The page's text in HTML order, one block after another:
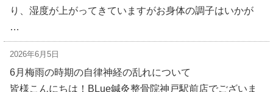
り、湿度が上がってきていますがお身体の調子はいかが
…
2026年6月5日
6月梅雨の時期の自律神経の乱れについて
皆様こんにちは！BLue鍼灸整骨院神戸駅前店でございま